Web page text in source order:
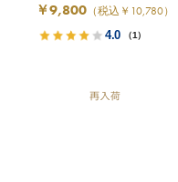
￥9,800（税込￥10,780）
4.0 （1）